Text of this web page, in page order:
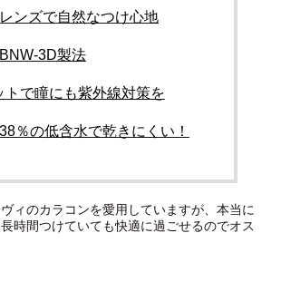
レンズで自然なつけ心地
3D製法
トで瞳にも紫外線対策を
％の低含水で乾きにくい！
ィのカラコンを愛用していますが、本当に
時間つけていても快適に過ごせるのでオス